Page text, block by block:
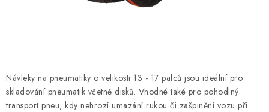
O nás Doprava Značky Kontakty
Reklamace
Zásady zpracování osobních údajů
Návleky na pneumatiky o velikosti 13 - 17 palců jsou ideální pro
skladování pneumatik včetně disků. Vhodné také pro pohodlný
transport pneu, kdy nehrozí umazání rukou či zašpinění vozu při